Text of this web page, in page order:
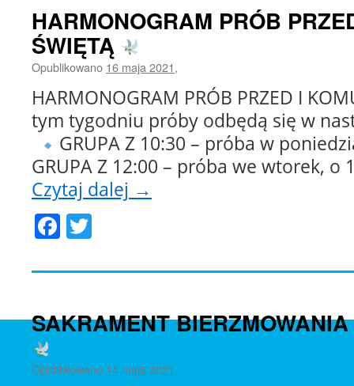
HARMONOGRAM PRÓB
ŚWIĘTĄ
Opublikowano 16 maja 2021,
HARMONOGRAM PRÓB PRZED I
tym tygodniu próby odbędą się w
GRUPA Z 10:30 – próba w
GRUPA Z 12:00 – próba we wtorek, o
Czytaj dalej →
Facebook
SAKRAMENT
Opublikowano 14 maja 2021,